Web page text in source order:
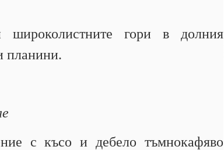
широколистните гори в долния
планини.
с късо и дебело тъмнокафяво